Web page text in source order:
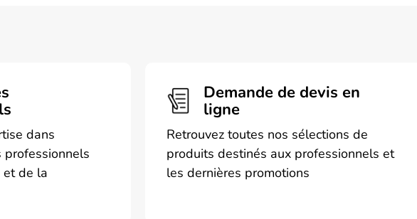
dans
professionnels
et de la
Demande de devis en
ligne
Retrouvez toutes nos sélections de
produits destinés aux professionnels et
les dernières promotions